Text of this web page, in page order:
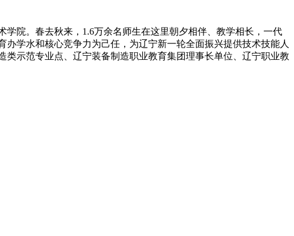
院。春去秋来，1.6万余名师生在这里朝夕相伴、教学相长，一代
学水和核心竞争力为己任，为辽宁新一轮全面振兴提供技术技能人
示范专业点、辽宁装备制造职业教育集团理事长单位、辽宁职业教